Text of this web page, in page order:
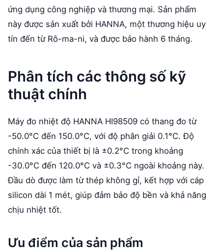
ứng dụng công nghiệp và thương mại. Sản phẩm
này được sản xuất bởi HANNA, một thương hiệu uy
tín đến từ Rô-ma-ni, và được bảo hành 6 tháng.
Phân tích các thông số kỹ
thuật chính
Máy đo nhiệt độ HANNA HI98509 có thang đo từ
-50.0°C đến 150.0°C, với độ phân giải 0.1°C. Độ
chính xác của thiết bị là ±0.2°C trong khoảng
-30.0°C đến 120.0°C và ±0.3°C ngoài khoảng này.
Đầu dò được làm từ thép không gỉ, kết hợp với cáp
silicon dài 1 mét, giúp đảm bảo độ bền và khả năng
chịu nhiệt tốt.
Ưu điểm của sản phẩm